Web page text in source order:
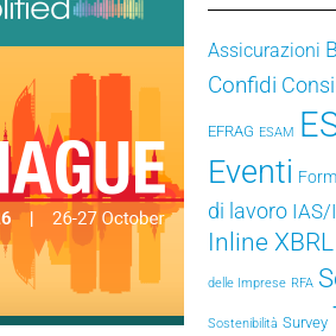
Assicurazioni
Confidi
EFRAG ESAM
Eventi
di lavoro IAS/
Inline XBRL
delle Imprese RFA
Sostenibilità Survey